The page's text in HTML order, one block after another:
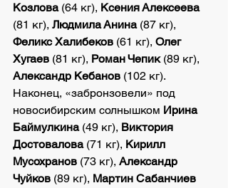
Козлова (64 кг), Ксения Алексеева
(81 кг), Людмила Анина (87 кг),
Феликс Халибеков (61 кг), Олег
Хугаев (81 кг), Роман Чепик (89 кг),
Александр Кебанов (102 кг).
Наконец, «забронзовели» под
новосибирским солнышком Ирина
Баймулкина (49 кг), Виктория
Достовалова (71 кг), Кирилл
Мусохранов (73 кг), Александр
Чуйков (89 кг), Мартин Сабанчиев